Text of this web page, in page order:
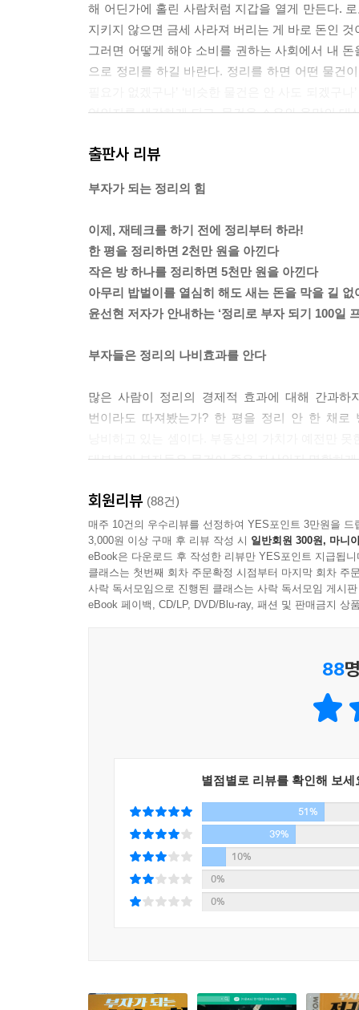
않지만 사실 자기계발의 기본은 정리, 그리고
추천한다.
해 어딘가에 홀린 사람처럼 지갑을 열게 만든다.
지키지 않으면 금세 사라져 버리는 게 바로 돈인 것
그러면 어떻게 해야 소비를 권하는 사회에서 내
으로 정리를 하길 바란다. 정리를 하면 어떤 물건
엇인지를 생각하게 되고, 물건을 소유와 욕망의
두 명의 부자가 있다고 생각해보자. A는 간소한
대부분의 사람은 A가 더 부자라고 생각할 것이다.
금고에 모아 두었다고 하더라도 그 돈은 여전히
거나 저축해 놓았다면 수십 년 후에는 더 많은 수
부자들에게 하는 말 중 ‘있는 사람이 더한다’는
의 설립자 잉바르 캄프라드 회장이다. 그는 15년
된 가구나 전자제품을 가지고 있는 사람들이 많
그렇다면 우리가 쇼핑을 통해 궁극적으로 얻으려
중독되는 이유는 새로 산 물건으로부터 위안을 얻
화점과 마트를 배회하게 되는 것이다.
외로운 마음을 보듬고, 자신을 사랑하는 마음을
다고 확신한다. 아니 쇼핑이 주는 일시적이고 개
좋아하는 물건들을 발견하고 사용하면서 안정감
정리가 실제로 행복감과 자아효능감을 느끼게 한
성격이 바뀌었어요’라는 제목의 재미있는 성공담
출판사 리뷰
부자가 되는 정리의 힘
이제, 재테크를 하기 전에 정리부터 하라!
한 평을 정리하면 2천만 원을 아낀다
작은 방 하나를 정리하면 5천만 원을 아낀다
아무리 밥벌이를 열심히 해도 새는 돈을 막을 길
윤선현 저자가 안내하는 ‘정리로 부자 되기 100일
부자들은 정리의 나비효과를 안다
많은 사람이 정리의 경제적 효과에 대해 간과
번이라도 따져봤는가? 한 평을 정리 안 한 채로
대부분의 부자들은 물건이 죽은 자산인지 명확하
《부자가 되는 정리의 힘》은 모르면 아쉬운 정
제시한다.
하루 한 뼘 경제적 여유를 되찾게 되는 정리의 마법
20만 부 베스트셀러 《하루 15분 정리의 힘》 이
알려주고, 그동안 정리 책을 아무리 읽어도 습관
정리를 하면 돈에 이끌려 다니지 않고 장악하게 된
지금 당신의 지갑엔 현금과 카드가 얼마나 있는
다니게 된다. 어디서 어떻게 돈이 새고 있는지 알
돈을 막아주는 돈 정리법’ 챕터만이라도 읽길 권
또한 정리를 하다 보면 물건을 소유와 욕망의
그리고 자신에게 정리력 유전자가 없다고 할지
회원리뷰 (88건)
매주 10건의 우수리뷰를 선정하여 YES포인트 3만원을 드
3,000원 이상 구매 후 리뷰 작성 시 일반회원 300원, 마니
eBook은 다운로드 후 작성한 리뷰만 YES포인트 지급됩니
클래스는 첫번째 회차 주문확정 시점부터 마지막 회차 주
사락 독서모임으로 진행된 클래스는 사락 독서모임 게시
eBook 페이백, CD/LP, DVD/Blu-ray, 패션 및 판매금지 상
88
별점별로 리뷰를 확인해 보세
51%
39%
10%
0%
0%